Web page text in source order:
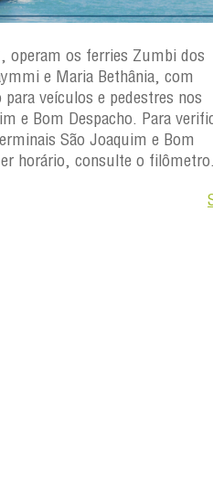
operam os ferries Zumbi dos
e Maria Bethânia, com
veículos e pedestres nos
e Bom Despacho. Para
São Joaquim e Bom
horário, consulte o